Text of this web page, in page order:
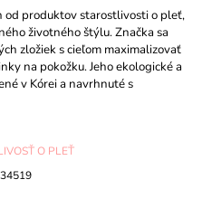
od produktov starostlivosti o pleť,
životného štýlu. Značka sa
zložiek s cieľom maximalizovať
na pokožku. Jeho ekologické a
v Kórei a navrhnuté s
O PLEŤ